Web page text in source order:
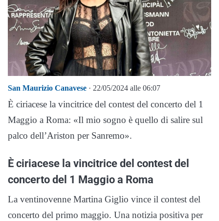
San Maurizio Canavese · 22/05/2024 alle 06:07
È ciriacese la vincitrice del contest del concerto del 1
Maggio a Roma: «Il mio sogno è quello di salire sul
palco dell’Ariston per Sanremo».
È ciriacese la vincitrice del contest del
concerto del 1 Maggio a Roma
La ventinovenne Martina Giglio vince il contest del
concerto del primo maggio. Una notizia positiva per